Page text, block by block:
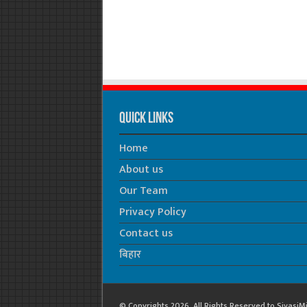
Quick Links
Home
About us
Our Team
Privacy Policy
Contact us
बिहार